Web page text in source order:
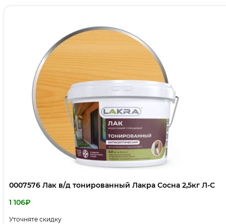
0007576 Лак в/д тонированный Лакра Сосна 2,5кг Л-С
1 106₽
Уточняте скидку